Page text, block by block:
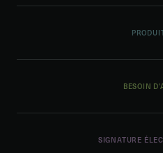
BESOIN
SIGNATURE